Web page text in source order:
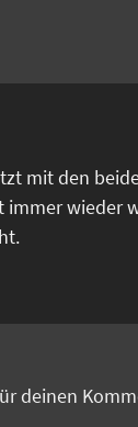
mit den
immer wieder
deinen